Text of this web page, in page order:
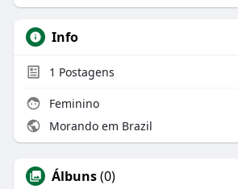
Info
1 Postagens
Feminino
Morando em Brazil
Álbuns(0)